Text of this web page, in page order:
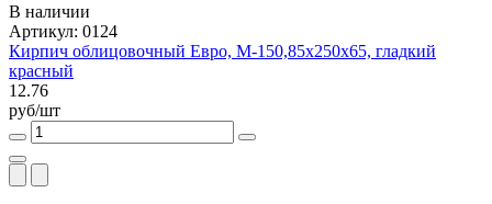
В наличии
Артикул: 0124
Кирпич облицовочный Евро, М-150,85x250x65, гладкий
красный
12.76
руб/шт